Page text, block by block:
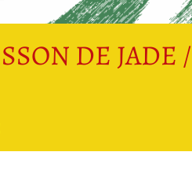
DE JADE /